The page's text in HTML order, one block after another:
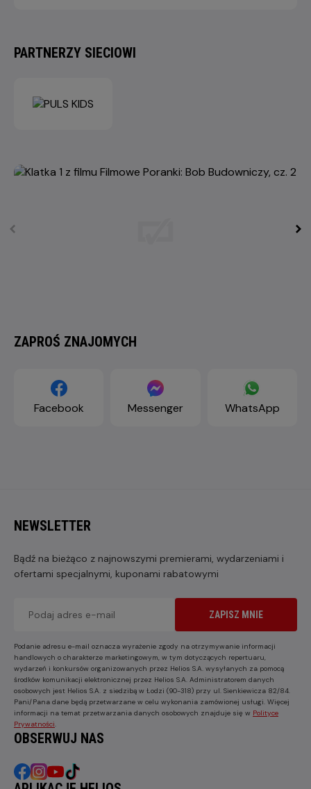
PARTNERZY SIECIOWI
ZAPROŚ ZNAJOMYCH
Facebook Messenger WhatsApp
NEWSLETTER
Bądź na bieżąco z najnowszymi premierami, wydarzeniami i
ofertami specjalnymi, kuponami rabatowymi
ZAPISZ MNIE
Podanie adresu e-mail oznacza wyrażenie zgody na otrzymywanie informacji
handlowych o charakterze marketingowym, w tym dotyczących repertuaru,
wydarzeń i konkursów organizowanych przez Helios S.A. wysyłanych za pomocą
środków komunikacji elektronicznej przez Helios S.A. Administratorem danych
osobowych jest Helios S.A. z siedzibą w Łodzi (90-318) przy ul. Sienkiewicza 82/84.
Pani/Pana dane będą przetwarzane w celu wykonania zamówionej usługi. Więcej
informacji na temat przetwarzania danych osobowych znajduje się w Polityce
Prywatności
OBSERWUJ NAS